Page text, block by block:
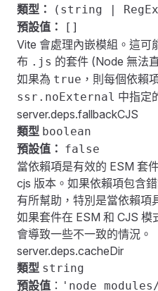
類型：
(string |
預設值： []
Vite 會處理內嵌模組。這可
布 .js 的套件 (Node 無法
如果為 true ，則每個依賴
ssr.noExternal 中指定
server.deps.fallbackCJS
類型 boolean
預設值： false
當依賴項是有效的 ESM 套
cjs 版本。如果依賴項包含
有所幫助，特別是當依賴項
如果套件在 ESM 和 CJS
會導致一些不一致的情況。
server.deps.cacheDir
類型 string
預設值 ：